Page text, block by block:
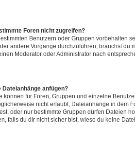
Foren nicht zugreifen?
Benutzern oder Gruppen vorbehalten
andere Vorgänge durchzuführen, brauchst du
Moderator oder Administrator nach
anfügen?
können für Foren, Gruppen und einzelne
nicht erlaubt, Dateianhänge in dem
oder nur bestimmte Gruppen dürfen Dateien
falls du dir nicht sicher bist, wieso du keine